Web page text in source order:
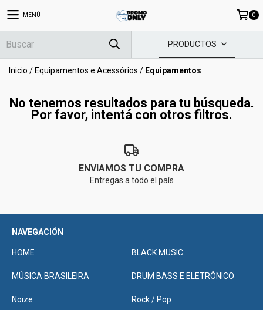
MENÚ 0
PRODUCTOS
Inicio / Equipamentos e Acessórios / Equipamentos
No tenemos resultados para tu búsqueda.
Por favor, intentá con otros filtros.
ENVIAMOS TU COMPRA
Entregas a todo el país
NAVEGACIÓN
HOME BLACK MUSIC
MÚSICA BRASILEIRA DRUM BASS E ELETRÔNICO
Noize Rock / Pop